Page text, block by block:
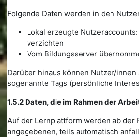
Folgende Daten werden in den
Lokal erzeugte
verzichten
Vom Bildungsserver
Darüber hinaus können Nutzer/
sogenannte Tags (persönliche
1.5.2 Daten, die im Rahmen der
Auf der Lernplattform werden ab der
angegebenen, teils automatisch